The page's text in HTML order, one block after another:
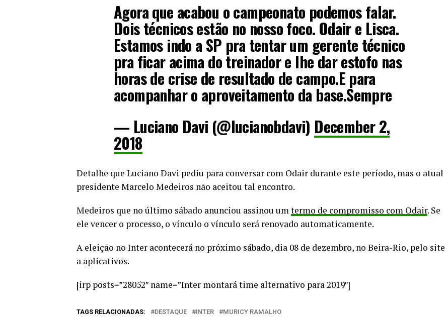
Agora que acabou o campeonato podemos falar.
Dois técnicos estão no nosso foco. Odair e Lisca.
Estamos indo a SP pra tentar um gerente técnico
pra ficar acima do treinador e lhe dar estofo nas
horas de crise de resultado de campo.E para
acompanhar o aproveitamento da base.Sempre
— Luciano Davi (@lucianobdavi) December 2,
2018
Detalhe que Luciano Davi pediu para conversar com Odair durante este período, mas o atual
presidente Marcelo Medeiros não aceitou tal encontro.
Medeiros que no último sábado anunciou assinou umtermo de compromisso com Odair. Se
ele vencer o processo, o vínculo o vínculo será renovado automaticamente.
A eleição no Inter acontecerá no próximo sábado, dia 08 de dezembro, no Beira-Rio, pelo site
a aplicativos.
[irp posts=”28052″ name=”Inter montará time alternativo para 2019″]
TAGS RELACIONADAS: DESTAQUE INTER MURICY RAMALHO